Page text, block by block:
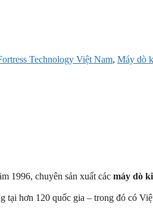
Technology Việt Nam, Máy dò
1996, chuyên sản xuất các máy dò
tại hơn 120 quốc gia – trong đó có